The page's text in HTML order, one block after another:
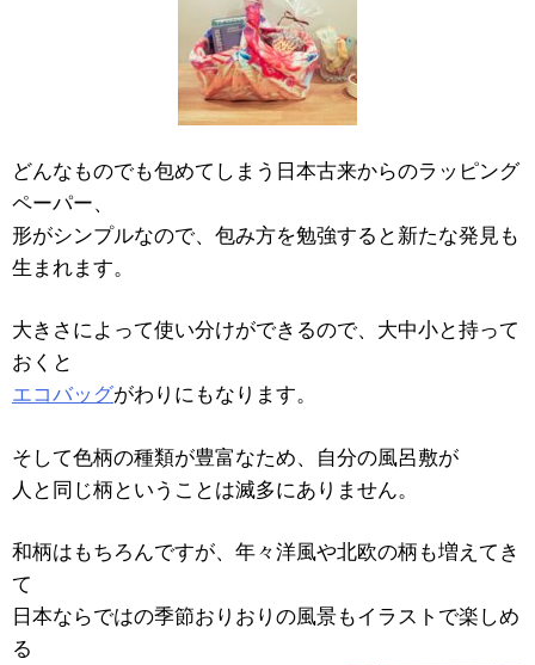
どんなものでも包めてしまう日本古来からのラッピング
ペーパー、
形がシンプルなので、包み方を勉強すると新たな発見も
生まれます。
大きさによって使い分けができるので、大中小と持って
おくと
エコバッグがわりにもなります。
そして色柄の種類が豊富なため、自分の風呂敷が
人と同じ柄ということは滅多にありません。
和柄はもちろんですが、年々洋風や北欧の柄も増えてき
て
日本ならではの季節おりおりの風景もイラストで楽しめ
る